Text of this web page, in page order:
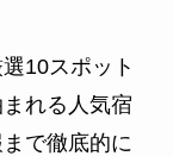
10スポット
れる人気宿
で徹底的に